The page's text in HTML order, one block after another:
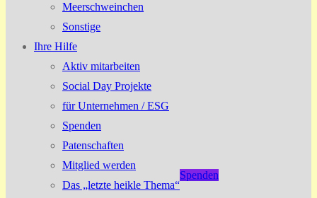
Meerschweinchen
Sonstige
Ihre Hilfe
Aktiv mitarbeiten
Social Day Projekte
für Unternehmen / ESG
Spenden
Patenschaften
Mitglied werden
Das „letzte heikle Thema“
Spenden